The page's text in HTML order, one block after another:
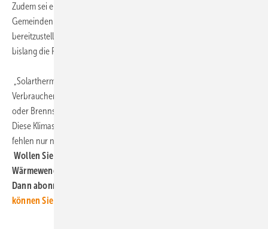
Zudem sei eine Privilegierung der Solarthermie im Baurecht geboten.
Gemeinden täten sich schwer, Areale für solarthermische Kraftwerke
bereitzustellen. Absagen oder jahrelange Verzögerungen seien
bislang die Regel.
„Solarthermie bietet einen unschätzbaren Wert für den Klima- und
Verbraucherschutz, nämlich verlässliche und von keinem Rohstoff
oder Brennstoff abhängige Wärmekosten – und das für Jahrzehnte.
Diese Klimaschutztechnologie ist ausgereift und sofort verfügbar. Jetzt
fehlen nur noch die politischen Investitionsimpulse“, so Körnig. (nw)
Wollen Sie die wichtigsten Daten, Fakten und Ereignisse zur
Wärmewende in Deutschland weiter aktuell im Blick behalten?
Dann abonnieren Sie doch unseren kostenlosen Newsletter.
können Sie ihn abonnieren